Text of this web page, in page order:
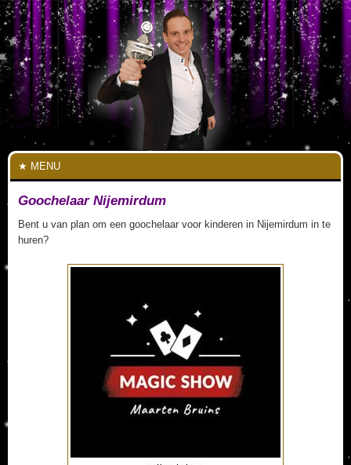
MENU
Goochelaar Nijemirdum
Bent u van plan om een goochelaar voor kinderen in Nijemirdum in te
huren?